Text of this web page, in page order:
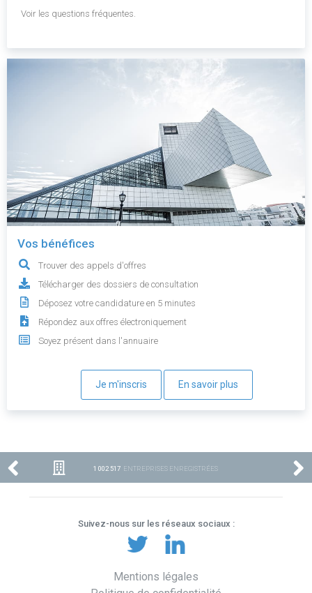
Voir les questions fréquentes.
Vos bénéfices
Trouver des appels d'offres
Télécharger des dossiers de consultation
Déposez votre candidature en 5 minutes
Répondez aux offres électroniquement
Soyez présent dans l'annuaire
Je m'inscris En savoir plus
1 002 517 ENTREPRISES ENREGISTRÉES
Suivez-nous sur les réseaux sociaux :
Mentions légales